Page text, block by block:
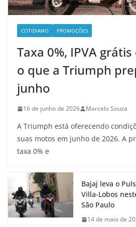
COTIDIANO PROMOÇÕES
Taxa 0%, IPVA
o que a Triumph
junho
16 de junho de 2026 Marcelo Souza
A Triumph está oferecendo
suas motos em junho de 2026. A
taxa 0% e
Bajaj leva o
Villa-Lobos
São Paulo
14 de maio de